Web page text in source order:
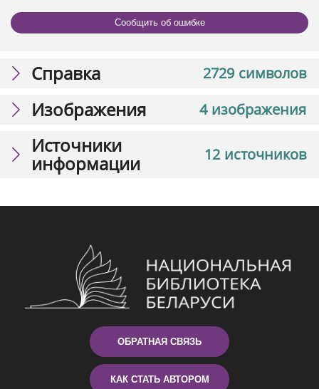
Сообщить об ошибке
2729 символов
Справка
4 изображения
Изображения
12 источников
Источники
информации
ОБРАТНАЯ СВЯЗЬ
КАК СТАТЬ АВТОРОМ